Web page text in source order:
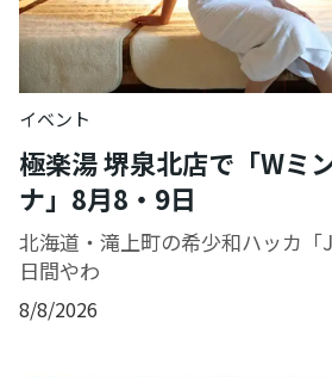
イベント
極楽湯 堺泉北店で「Wミ
ナ」8月8・9日
北海道・滝上町の希少和ハッカ「
日間やわ
8/8/2026